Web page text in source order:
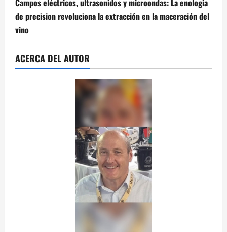
Campos eléctricos, ultrasonidos y microondas: La enologia
de precision revoluciona la extracción en la maceración del
vino
ACERCA DEL AUTOR